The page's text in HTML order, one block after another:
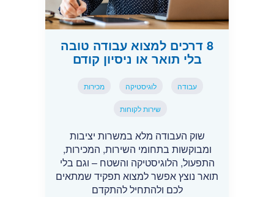
8 דרכים למצוא עבודה טובה
בלי תואר או ניסיון קודם
עבודה לוגיסטיקה מכירות
שירות לקוחות
שוק העבודה מלא במשרות יציבות
ומבוקשות בתחומי השירות, המכירות,
התפעול, הלוגיסטיקה והשטח – וגם בלי
תואר נוצץ אפשר למצוא תפקיד שמתאים
לכם ולהתחיל להתקדם